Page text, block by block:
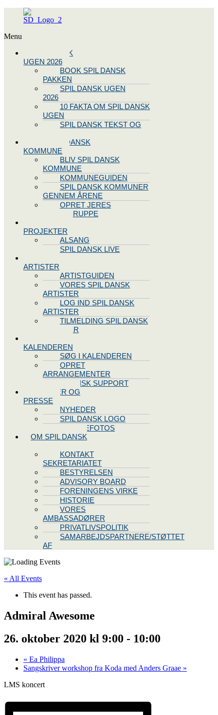
Menu
SPIL DANSK
UGEN 2026
BOOK SPIL DANSK
PAKKEN
SPIL DANSK UGEN
2026
10 FAKTA OM SPIL DANSK
UGEN
SPIL DANSK TEKST OG
BLIV SPIL DANSK
KOMMUNE
BLIV SPIL DANSK
KOMMUNE
KOMMUNEGUIDEN
SPIL DANSK KOMMUNER
GENNEM ÅRENE
OPRET JERES
STYREGRUPPE
PROJEKTER
ALSANG
SPIL DANSK LIVE
ARTISTER
ARTISTGUIDEN
VORES SPIL DANSK
ARTISTER
LOG IND SPIL DANSK
ARTISTER
TILMELDING SPIL DANSK
ARTISTER
KALENDEREN
SØG I KALENDEREN
OPRET
ARRANGEMENTER
TEKNISK SUPPORT
NYHEDER OG
PRESSE
NYHEDER
SPIL DANSK LOGO
PRESSEFOTOS
OM SPIL DANSK
KONTAKT
SEKRETARIATET
BESTYRELSEN
ADVISORY BOARD
FORENINGENS VIRKE
HISTORIE
VORES
AMBASSADØRER
PRIVATLIVSPOLITIK
SAMARBEJDSPARTNERE/STØTTET
AF
« All Events
This event has passed.
Admiral Awesome
26. oktober 2020 kl 9:00 - 10:00
« Ea Philippa
Sangskriver workshop fra Koda med Anders Graae »
LMS koncert